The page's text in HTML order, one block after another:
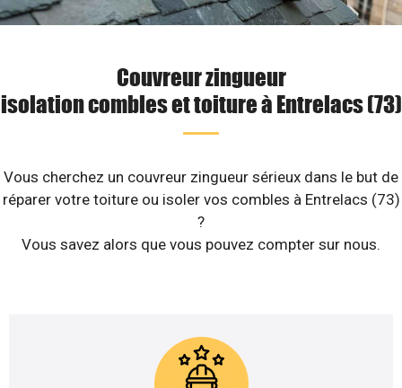
Couvreur zingueur
isolation combles et toiture à Entrelacs (73)
Vous cherchez un couvreur zingueur sérieux dans le but de
réparer votre toiture ou isoler vos combles à Entrelacs (73)
?
Vous savez alors que vous pouvez compter sur nous.